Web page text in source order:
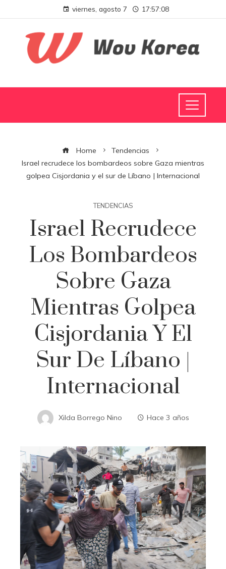
viernes, agosto 7 17:57:09
Home
Tendencias
Israel recrudece los bombardeos sobre Gaza mientras
golpea Cisjordania y el sur de Líbano | Internacional
TENDENCIAS
Israel Recrudece
Los Bombardeos
Sobre Gaza
Mientras Golpea
Cisjordania Y El
Sur De Líbano |
Internacional
Xilda Borrego Nino Hace 3 años